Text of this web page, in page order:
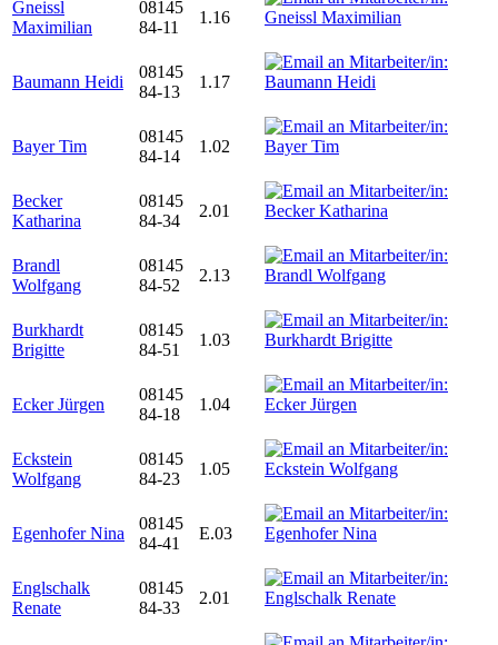
Gneissl
Maximilian
08145
84-11
1.16
Baumann Heidi
08145
84-13
1.17
Bayer Tim
08145
84-14
1.02
Becker
Katharina
08145
84-34
2.01
Brandl
Wolfgang
08145
84-52
2.13
Burkhardt
Brigitte
08145
84-51
1.03
Ecker Jürgen
08145
84-18
1.04
Eckstein
Wolfgang
08145
84-23
1.05
Egenhofer Nina
08145
84-41
E.03
Englschalk
Renate
08145
84-33
2.01